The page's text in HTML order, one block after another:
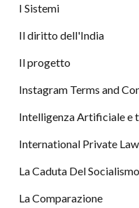
I Sistemi
Il diritto dell'India
Il progetto
Instagram Terms and
Intelligenza Artificiale e
International Private Law
La Caduta Del Socialismo
La Comparazione